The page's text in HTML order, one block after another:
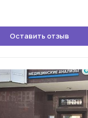
Оставить отзыв